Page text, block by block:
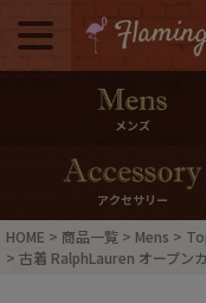
メニュー
ログイン・会員登録
メンズ
アクセサリー
HOME 商品一覧 Mens
古着 RalphLauren オープン